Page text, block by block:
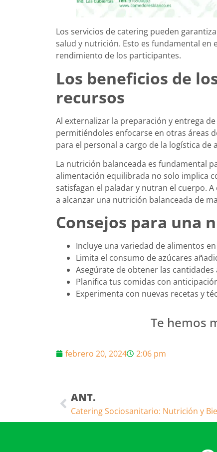
Los servicios de catering pueden
salud y nutrición. Esto es fundamental
rendimiento de los participantes.
Los beneficios de
recursos
Al externalizar la preparación y entrega
permitiéndoles enfocarse en otras áreas
para el personal a cargo de la logística de
La nutrición balanceada es fundamental
alimentación equilibrada no solo implica
satisfagan el paladar y nutran el cuerpo.
a alcanzar una nutrición balanceada de
Consejos para una
Incluye una variedad de alimentos
Limita el consumo de azúcares
Asegúrate de obtener las
Planifica tus comidas con
Experimenta con nuevas recetas y
Te hemos
febrero 20, 2024 2:06 pm
ANT.
Catering Sociosanitario: Nutrición y